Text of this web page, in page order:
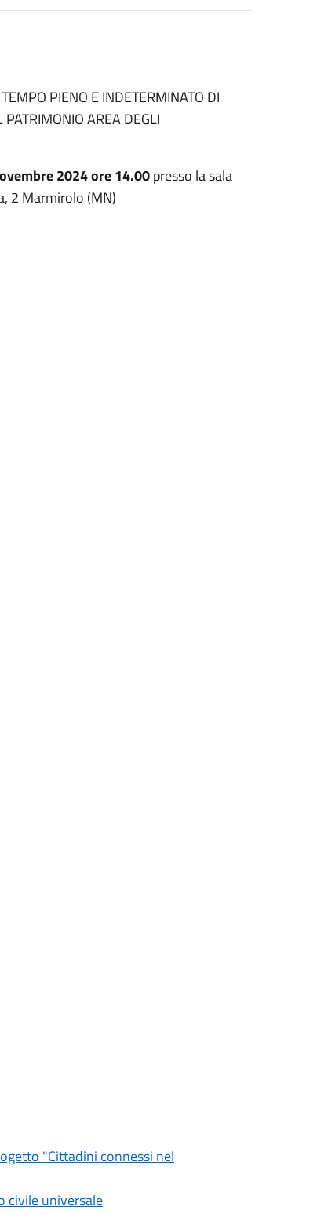
PIENO E INDETERMINATO DI
AREA DEGLI
2024 ore 14.00presso la sala
2 Marmirolo (MN)
"Cittadini connessi nel
civile universale